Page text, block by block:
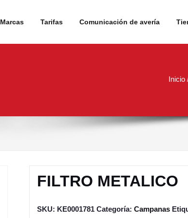
Marcas Tarifas Comunicación de avería
Inicio
FILTRO METALICO
SKU: KE0001781 Categoría: Campanas